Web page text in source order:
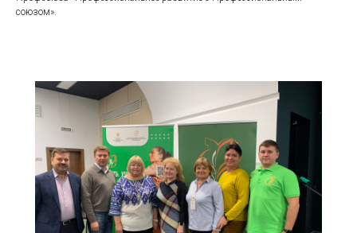
союзом».